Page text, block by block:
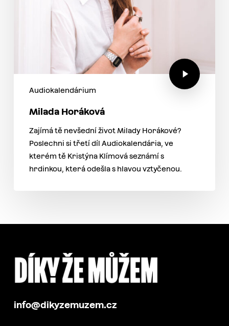
Audiokalendárium
Milada Horáková
Zajímá tě nevšední život Milady Horákové?
Poslechni si třetí díl Audiokalendária, ve
kterém tě Kristýna Klímová seznámí s
hrdinkou, která odešla s hlavou vztyčenou.
info@dikyzemuzem.cz